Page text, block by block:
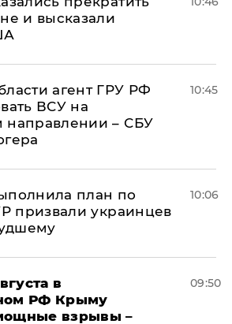
и высказали
агент ГРУ РФ
ВСУ на
направлении – СБУ
10:45
план по
призвали украинцев
10:06
в
РФ Крыму
взрывы –
09:50